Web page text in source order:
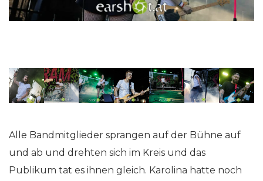
Alle Bandmitglieder sprangen auf der Bühne auf
und ab und drehten sich im Kreis und das
Publikum tat es ihnen gleich. Karolina hatte noch